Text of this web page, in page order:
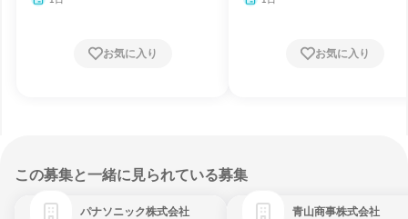
お気に入り お気に入り
この募集と一緒に見られている募集
パナソニック株式会社 青山商事株式会社